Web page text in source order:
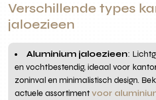
Verschillende types
jaloezieen
Aluminium jaloezieen:
en vochtbestendig, ideaal voor
zoninval en minimalistisch design.
actuele assortimentvoor